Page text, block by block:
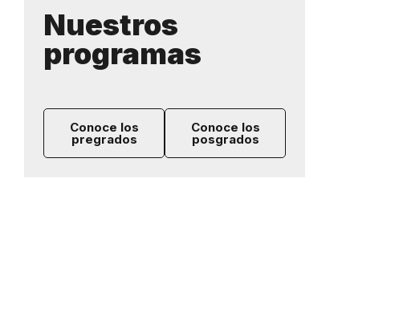
Nuestros
programas
Conoce los
pregrados
Conoce los
posgrados